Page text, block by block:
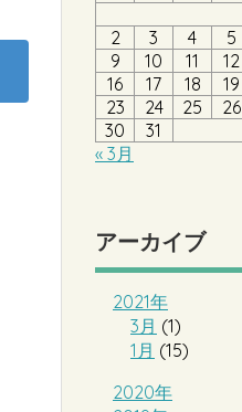
2
3 4 5
9
10 11 12
16
17 18 19
23
24 25 26
30
31
« 3月
アーカイブ
2021年
3月 (1)
1月 (15)
2020年